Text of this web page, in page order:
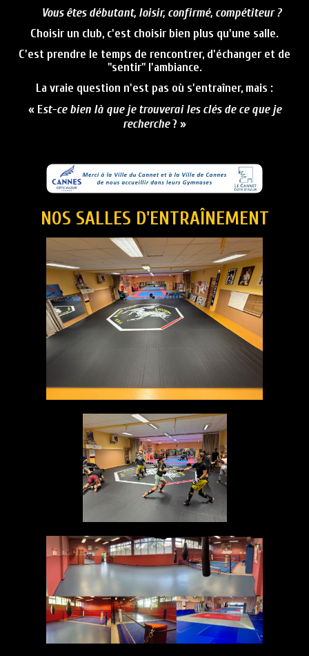
Vous êtes débutant, loisir, confirmé, compétiteur ?
Choisir un club, c'est choisir bien plus qu'une salle.
C'est prendre le temps de rencontrer, d'échanger et de
"sentir" l'ambiance.
La vraie question n'est pas où s'entraîner, mais :
« Est-ce bien là que je trouverai les clés de ce que je
recherche? »
NOS SALLES D'ENTRAÎNEMENT